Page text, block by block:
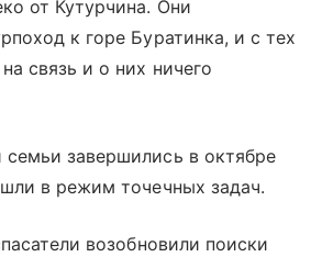
от Кутурчина. Они
к горе Буратинка, и с тех
связь и о них ничего
завершились в октябре
в режим точечных задач.
возобновили поиски